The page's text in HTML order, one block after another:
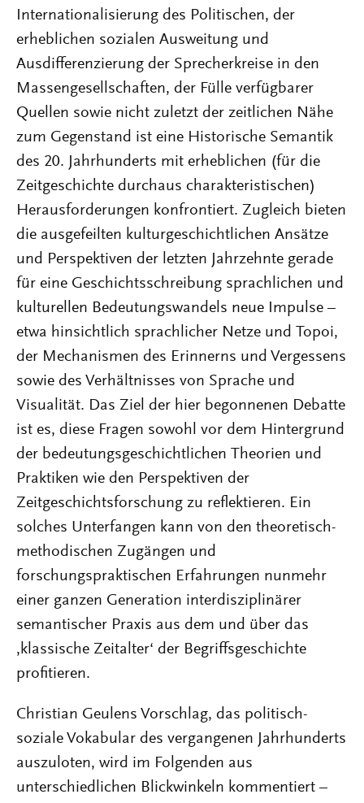
Internationalisierung des Politischen, der
erheblichen sozialen Ausweitung und
Ausdifferenzierung der Sprecherkreise in den
Massengesellschaften, der Fülle verfügbarer
Quellen sowie nicht zuletzt der zeitlichen Nähe
zum Gegenstand ist eine Historische Semantik
des 20. Jahrhunderts mit erheblichen (für die
Zeitgeschichte durchaus charakteristischen)
Herausforderungen konfrontiert. Zugleich bieten
die ausgefeilten kulturgeschichtlichen Ansätze
und Perspektiven der letzten Jahrzehnte gerade
für eine Geschichtsschreibung sprachlichen und
kulturellen Bedeutungswandels neue Impulse –
etwa hinsichtlich sprachlicher Netze und Topoi,
der Mechanismen des Erinnerns und Vergessens
sowie des Verhältnisses von Sprache und
Visualität. Das Ziel der hier begonnenen Debatte
ist es, diese Fragen sowohl vor dem Hintergrund
der bedeutungsgeschichtlichen Theorien und
Praktiken wie den Perspektiven der
Zeitgeschichtsforschung zu reflektieren. Ein
solches Unterfangen kann von den theoretisch-
methodischen Zugängen und
forschungspraktischen Erfahrungen nunmehr
einer ganzen Generation interdisziplinärer
semantischer Praxis aus dem und über das
,klassische Zeitalter‘ der Begriffsgeschichte
profitieren.
Christian Geulens Vorschlag, das politisch-
soziale Vokabular des vergangenen Jahrhunderts
auszuloten, wird im Folgenden aus
unterschiedlichen Blickwinkeln kommentiert –